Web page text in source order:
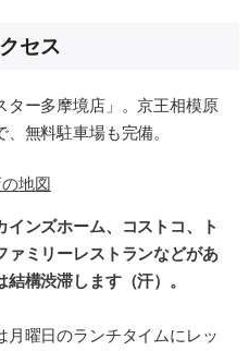
セス
ター多摩境店」。京王相模原
無料駐車場も完備。
地図
ンズホーム、コストコ、ト
ァミリーレストランなどがあ
構渋滞します（汗）。
曜日のランチタイムにレッ